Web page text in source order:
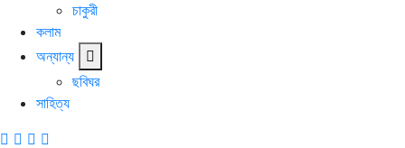
চাকুরী
কলাম
অন্যান্য
ছবিঘর
সাহিত্য